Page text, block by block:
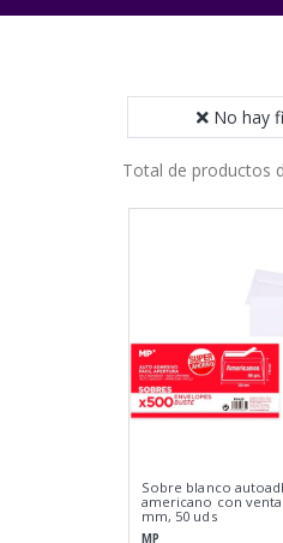
No hay
Total de productos
Sobre blanco
americano con
mm, 50 uds
MP